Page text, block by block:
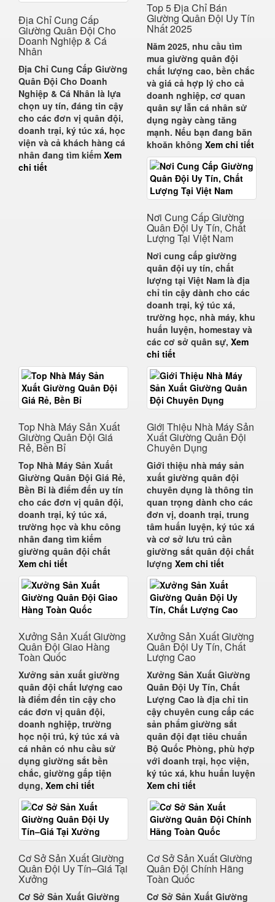
Địa Chỉ Cung Cấp
Giường Quân Đội Cho
Doanh Nghiệp & Cá
Nhân
Địa Chỉ Cung Cấp Giường
Quân Đội Cho Doanh
Nghiệp & Cá Nhân là lựa
chọn uy tín, đáng tin cậy
cho các đơn vị quân đội,
doanh trại, ký túc xá, học
viện và cả khách hàng cá
nhân đang tìm kiếm Xem
chi tiết
Top 5 Địa Chỉ Bán
Giường Quân Đội Uy Tín
Nhất 2025
Năm 2025, nhu cầu tìm
mua giường quân đội
chất lượng cao, bền chắc
và giá cả hợp lý cho cả
doanh nghiệp, cơ quan
quân sự lẫn cá nhân sử
dụng ngày càng tăng
mạnh. Nếu bạn đang băn
khoăn không Xem chi tiết
Nơi Cung Cấp Giường
Quân Đội Uy Tín, Chất
Lượng Tại Việt Nam
Nơi cung cấp giường
quân đội uy tín, chất
lượng tại Việt Nam là địa
chỉ tin cậy dành cho các
doanh trại, ký túc xá,
trường học, nhà máy, khu
huấn luyện, homestay và
các cơ sở quân sự, Xem
chi tiết
Top Nhà Máy Sản Xuất
Giường Quân Đội Giá
Rẻ, Bền Bỉ
Top Nhà Máy Sản Xuất
Giường Quân Đội Giá Rẻ,
Bền Bỉ là điểm đến uy tín
cho các đơn vị quân đội,
doanh trại, ký túc xá,
trường học và khu công
nhân đang tìm kiếm
giường quân đội chất
Xem chi tiết
Giới Thiệu Nhà Máy Sản
Xuất Giường Quân Đội
Chuyên Dụng
Giới thiệu nhà máy sản
xuất giường quân đội
chuyên dụng là thông tin
quan trọng dành cho các
đơn vị, doanh trại, trung
tâm huấn luyện, ký túc xá
và cơ sở lưu trú cần
giường sắt quân đội chất
lượng Xem chi tiết
Xưởng Sản Xuất Giường
Quân Đội Giao Hàng
Toàn Quốc
Xưởng sản xuất giường
quân đội chất lượng cao
là điểm đến tin cậy cho
các đơn vị quân đội,
doanh nghiệp, trường
học nội trú, ký túc xá và
cá nhân có nhu cầu sử
dụng giường sắt bền
chắc, giường gấp tiện
dụng, Xem chi tiết
Xưởng Sản Xuất Giường
Quân Đội Uy Tín, Chất
Lượng Cao
Xưởng Sản Xuất Giường
Quân Đội Uy Tín, Chất
Lượng Cao là địa chỉ tin
cậy chuyên cung cấp các
sản phẩm giường sắt
quân đội đạt tiêu chuẩn
Bộ Quốc Phòng, phù hợp
với doanh trại, học viện,
ký túc xá, khu huấn luyện
Xem chi tiết
Cơ Sở Sản Xuất Giường
Quân Đội Uy Tín–Giá Tại
Xưởng
Cơ Sở Sản Xuất Giường
Cơ Sở Sản Xuất Giường
Quân Đội Chính Hãng
Toàn Quốc
Cơ Sở Sản Xuất Giường